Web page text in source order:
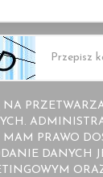
NA
PRAWO
DANYCH